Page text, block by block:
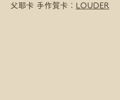
父耶卡 手作賀卡： LOUDER